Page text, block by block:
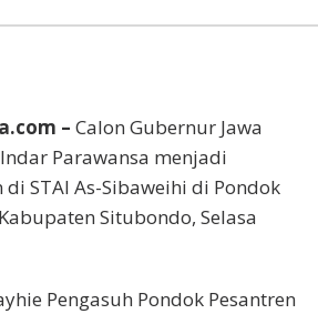
– Calon Gubernur Jawa
Parawansa menjadi
STAI As-Sibaweihi di Pondok
Situbondo, Selasa
Pengasuh Pondok Pesantren